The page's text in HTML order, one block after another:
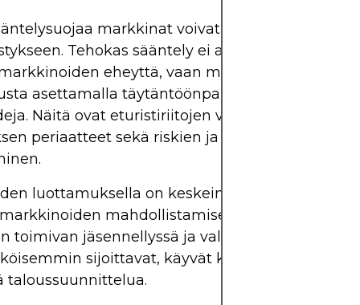
markkinat voivat nopeasti ajautua
Tehokas sääntely ei ainoastaan ​​turvaa
eheyttä, vaan myös edistää
asettamalla täytäntöönpanokelpoisia eettisiä
Näitä ovat eturistiriitojen välttäminen,
periaatteet sekä riskien ja maksujen
luottamuksella on keskeinen rooli
mahdollistamisessa. Kun käyttäjät
toimivan jäsennellyssä ja valvotussa
sijoittavat, käyvät kauppaa ja
taloussuunnittelua.